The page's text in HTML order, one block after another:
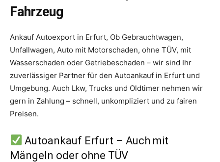
Fahrzeug
Ankauf Autoexport in Erfurt, Ob Gebrauchtwagen,
Unfallwagen, Auto mit Motorschaden, ohne TÜV, mit
Wasserschaden oder Getriebeschaden – wir sind Ihr
zuverlässiger Partner für den Autoankauf in Erfurt und
Umgebung. Auch Lkw, Trucks und Oldtimer nehmen wir
gern in Zahlung – schnell, unkompliziert und zu fairen
Preisen.
Autoankauf Erfurt – Auch mit
Mängeln oder ohne TÜV